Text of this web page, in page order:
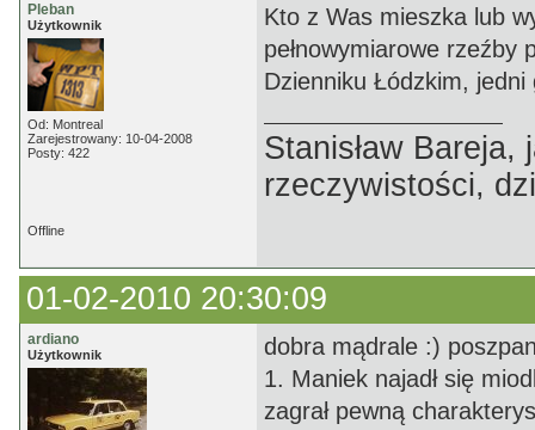
Pleban
Użytkownik
Od: Montreal
Zarejestrowany: 10-04-2008
Posty: 422
Kto z Was mieszka lub
pełnowymiarowe rzeźby
Dzienniku Łódzkim, jedni
Stanisław
rzeczywistości,
Offline
01-02-2010 20:30:09
ardiano
Użytkownik
dobra mądrale :)
1. Maniek najadł się
zagrał pewną